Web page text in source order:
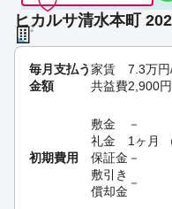
ヒカルサ清水本町
毎月支払う
金額
家賃 7.3万円
共益費2,900円
初期費用
敷金
－
礼金
1ヶ月
保証金 －
敷引き
償却金
－